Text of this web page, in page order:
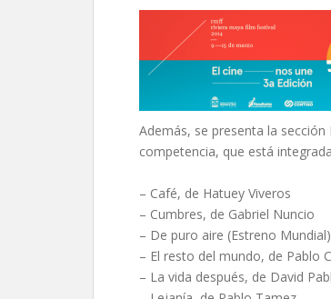
Además, se presenta la
competencia, que está
– Café, de Hatuey Viveros
– Cumbres, de Gabriel Nuncio
– De puro aire (Estreno
– El resto del mundo, de Pablo
– La vida después, de David